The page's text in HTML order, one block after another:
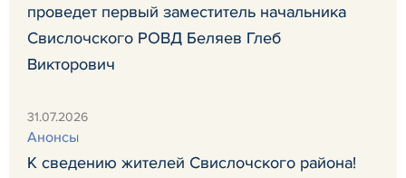
проведет первый заместитель начальника
Свислочского РОВД Беляев Глеб
Викторович
31.07.2026
Анонсы
К сведению жителей Свислочского района!